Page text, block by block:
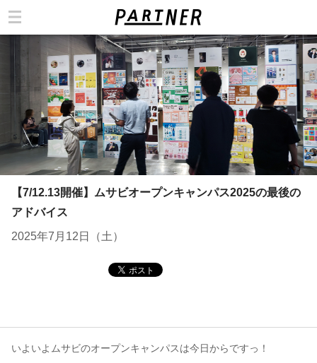
【7/12.13開催】ムサビオープンキャンパス2025の最後の
アドバイス
2025年7月12日（土）
いよいよムサビのオープンキャンパスは今日からですっ！
コンテンツ